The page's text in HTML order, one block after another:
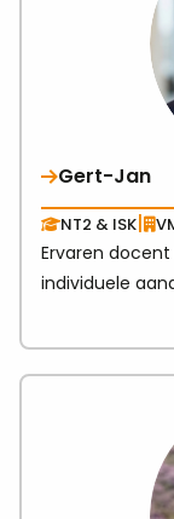
Gert-Jan
NT2 & ISK|
Ervaren docent
individuele